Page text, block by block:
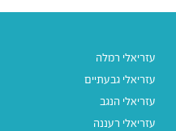
עזריאלי רמלה
עזריאלי גבעתיים
עזריאלי הנגב
עזריאלי רעננה